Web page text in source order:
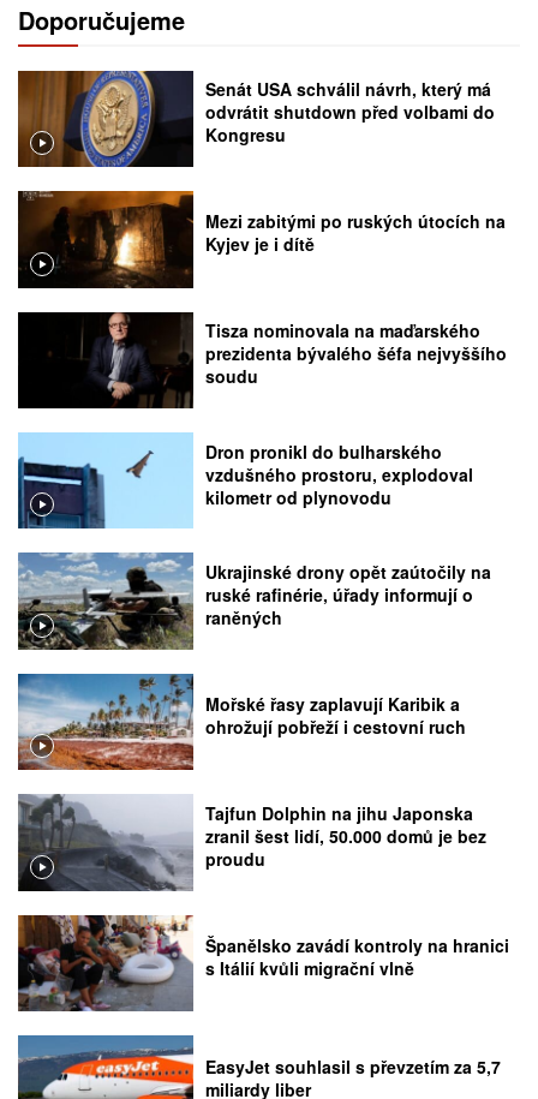
Doporučujeme
Senát USA schválil návrh, který má
odvrátit shutdown před volbami do
Kongresu
Mezi zabitými po ruských útocích na
Kyjev je i dítě
Tisza nominovala na maďarského
prezidenta bývalého šéfa nejvyššího
soudu
Dron pronikl do bulharského
vzdušného prostoru, explodoval
kilometr od plynovodu
Ukrajinské drony opět zaútočily na
ruské rafinérie, úřady informují o
raněných
Mořské řasy zaplavují Karibik a
ohrožují pobřeží i cestovní ruch
Tajfun Dolphin na jihu Japonska
zranil šest lidí, 50.000 domů je bez
proudu
Španělsko zavádí kontroly na hranici
s Itálií kvůli migrační vlně
EasyJet souhlasil s převzetím za 5,7
miliardy liber